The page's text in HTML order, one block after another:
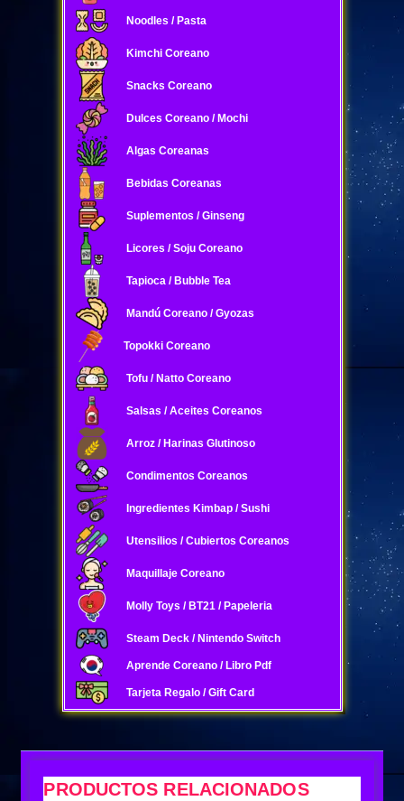
Noodles / Pasta
Kimchi Coreano
Snacks Coreano
Dulces Coreano / Mochi
Algas Coreanas
Bebidas Coreanas
Suplementos / Ginseng
Licores / Soju Coreano
Tapioca / Bubble Tea
Mandú Coreano / Gyozas
Topokki Coreano
Tofu / Natto Coreano
Salsas / Aceites Coreanos
Arroz / Harinas Glutinoso
Condimentos Coreanos
Ingredientes Kimbap / Sushi
Utensilios / Cubiertos Coreanos
Maquillaje Coreano
Molly Toys / BT21 / Papeleria
Steam Deck / Nintendo Switch
Aprende Coreano / Libro Pdf
Tarjeta Regalo / Gift Card
PRODUCTOS RELACIONADOS